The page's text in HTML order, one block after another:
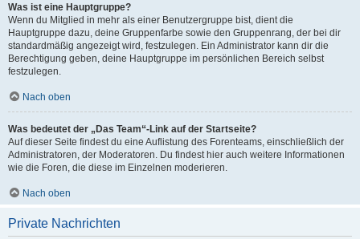
Was ist eine Hauptgruppe?
Wenn du Mitglied in mehr als einer Benutzergruppe bist, dient die
Hauptgruppe dazu, deine Gruppenfarbe sowie den Gruppenrang, der bei dir
standardmäßig angezeigt wird, festzulegen. Ein Administrator kann dir die
Berechtigung geben, deine Hauptgruppe im persönlichen Bereich selbst
festzulegen.
Nach oben
Was bedeutet der „Das Team“-Link auf der Startseite?
Auf dieser Seite findest du eine Auflistung des Forenteams, einschließlich der
Administratoren, der Moderatoren. Du findest hier auch weitere Informationen
wie die Foren, die diese im Einzelnen moderieren.
Nach oben
Private Nachrichten